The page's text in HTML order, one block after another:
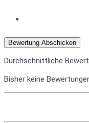
Bewertung Abschicken
Durchschnittliche
Bisher keine